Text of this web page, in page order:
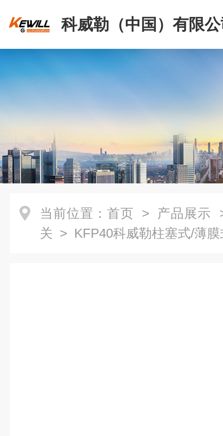
科威勒（中国）有限
当前位置： 首页 > 产品展示
关 > KFP40科威勒柱塞式/薄